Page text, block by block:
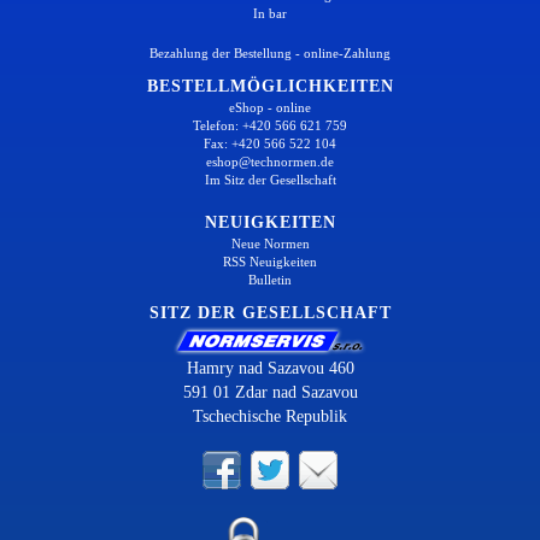
In bar
Bezahlung der Bestellung - online-Zahlung
BESTELLMÖGLICHKEITEN
eShop - online
Telefon: +420 566 621 759
Fax: +420 566 522 104
eshop@technormen.de
Im Sitz der Gesellschaft
NEUIGKEITEN
Neue Normen
RSS Neuigkeiten
Bulletin
SITZ DER GESELLSCHAFT
Hamry nad Sazavou 460
591 01 Zdar nad Sazavou
Tschechische Republik